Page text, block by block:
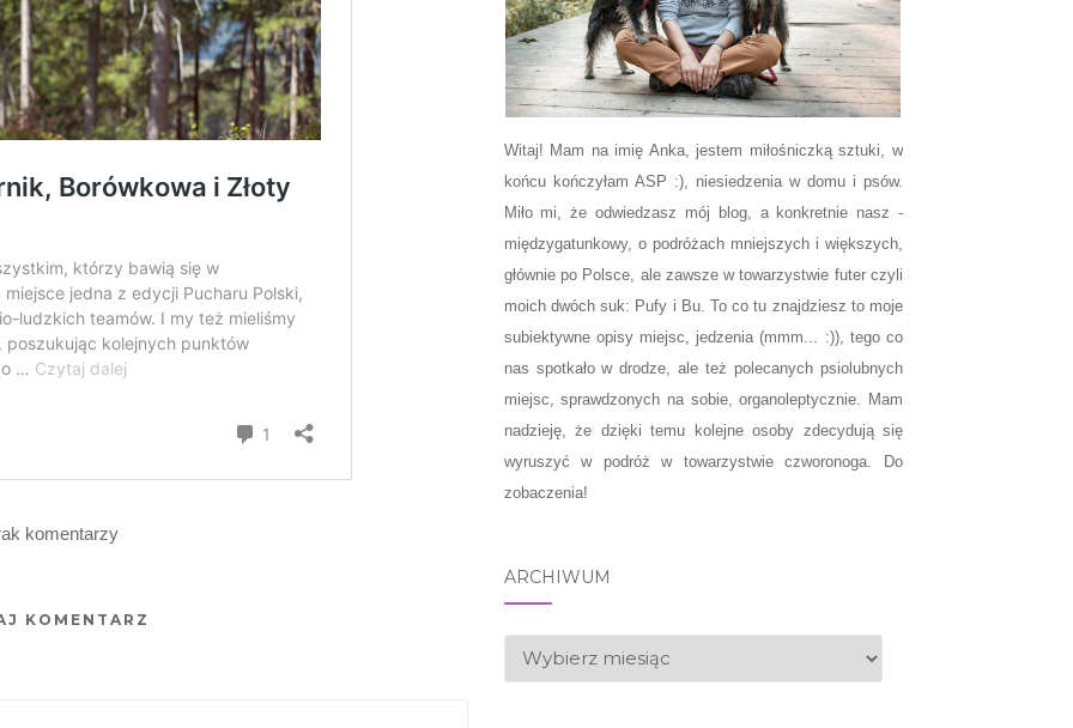
komentarzy
KOMENTARZ
Witaj! Mam na imię Anka, jestem miłośniczką sztuki, w
końcu kończyłam ASP :), niesiedzenia w domu i psów.
Miło mi, że odwiedzasz mój blog, a konkretnie nasz -
międzygatunkowy, o podróżach mniejszych i większych,
głównie po Polsce, ale zawsze w towarzystwie futer czyli
moich dwóch suk: Pufy i Bu. To co tu znajdziesz to moje
subiektywne opisy miejsc, jedzenia (mmm... :)), tego co
nas spotkało w drodze, ale też polecanych psiolubnych
miejsc, sprawdzonych na sobie, organoleptycznie. Mam
nadzieję, że dzięki temu kolejne osoby zdecydują się
wyruszyć w podróż w towarzystwie czworonoga. Do
zobaczenia!
ARCHIWUM
ARCHIWUM